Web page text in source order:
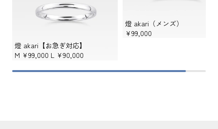
燈 akari【お急ぎ対応】
M ¥99,000 L ¥90,000
燈 akari（メンズ）
¥99,000